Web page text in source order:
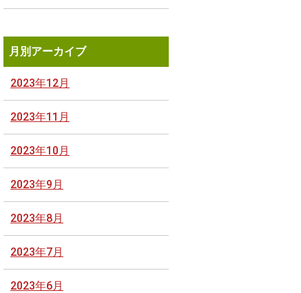
月別アーカイブ
2023年12月
2023年11月
2023年10月
2023年9月
2023年8月
2023年7月
2023年6月